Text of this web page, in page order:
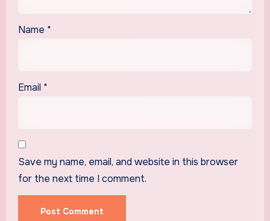
Name *
Email *
Save my name, email, and website in this browser
for the next time I comment.